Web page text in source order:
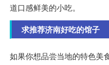
道口感鲜美的小吃。
求推荐济南好吃的馆子
如果你想品尝当地的特色美